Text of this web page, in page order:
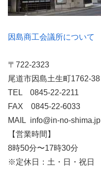
因島商工会議所について
〒722-2323
尾道市因島土生町1762-38
TEL 0845-22-2211
FAX 0845-22-6033
MAIL info@in-no-shima.jp
【営業時間】
8時50分〜17時30分
※定休日：土・日・祝日